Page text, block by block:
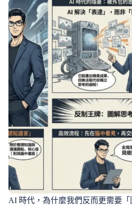
AI 時代，為什麼我們反而更需要「